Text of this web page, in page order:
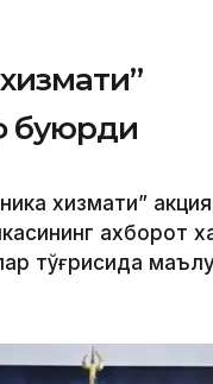
буюрди
хизмати”
ахборот
тўғрисида